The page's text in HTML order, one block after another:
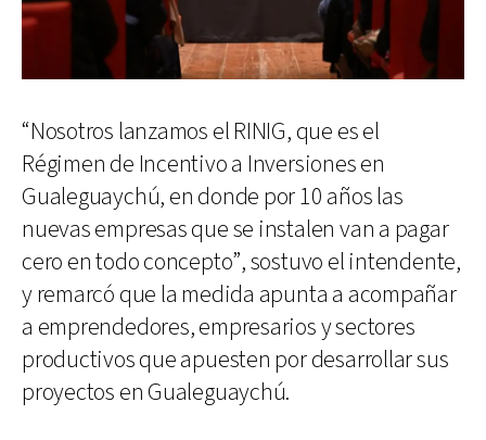
“Nosotros lanzamos el RINIG, que es el
Régimen de Incentivo a Inversiones en
Gualeguaychú, en donde por 10 años las
nuevas empresas que se instalen van a pagar
cero en todo concepto”, sostuvo el intendente,
y remarcó que la medida apunta a acompañar
a emprendedores, empresarios y sectores
productivos que apuesten por desarrollar sus
proyectos en Gualeguaychú.